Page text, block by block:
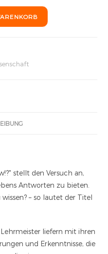
stellt den Versuch an,
Antworten zu bieten.
– so lautet der Titel
liefern mit ihren
und Erkenntnisse, die